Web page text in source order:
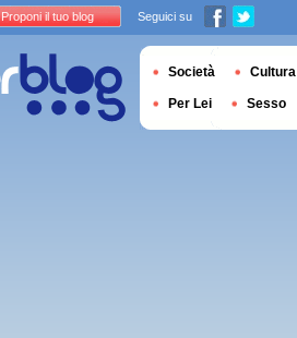
Proponi il tuo blog Seguici su
Società Cultura
Per Lei Sesso